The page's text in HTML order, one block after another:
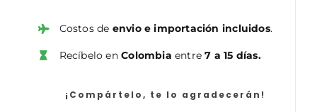
la
Comprensiva
Deporte
Costos de envio e importación incluidos.
Recíbelo enColombia entre7 a 15 días.
¡Compártelo, te lo agradecerán!